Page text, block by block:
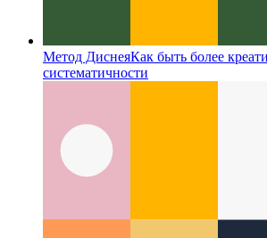
Метод Диснея
систематичности